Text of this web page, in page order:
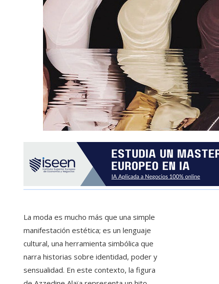
La moda es mucho más que una simple
manifestación estética; es un lenguaje
cultural, una herramienta simbólica que
narra historias sobre identidad, poder y
sensualidad. En este contexto, la figura